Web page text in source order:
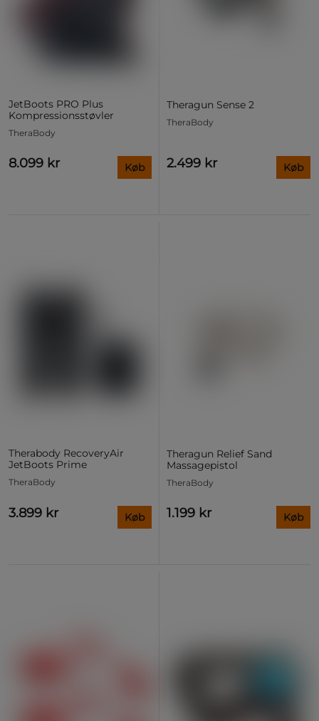
JetBoots PRO Plus
Kompressionsstøvler
TheraBody
8.099 kr Køb
Theragun Sense 2
TheraBody
2.499 kr Køb
Therabody RecoveryAir
JetBoots Prime
TheraBody
3.899 kr Køb
Theragun Relief Sand
Massagepistol
TheraBody
1.199 kr Køb